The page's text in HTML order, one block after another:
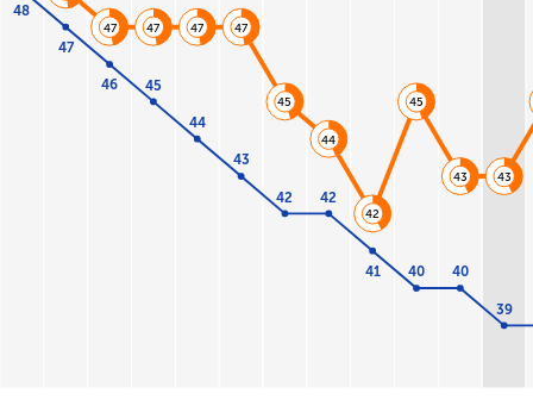
48
47
46 45
44
43
42 42
41 40 40
39
47 47 47 47
45
44
42
45
43 43